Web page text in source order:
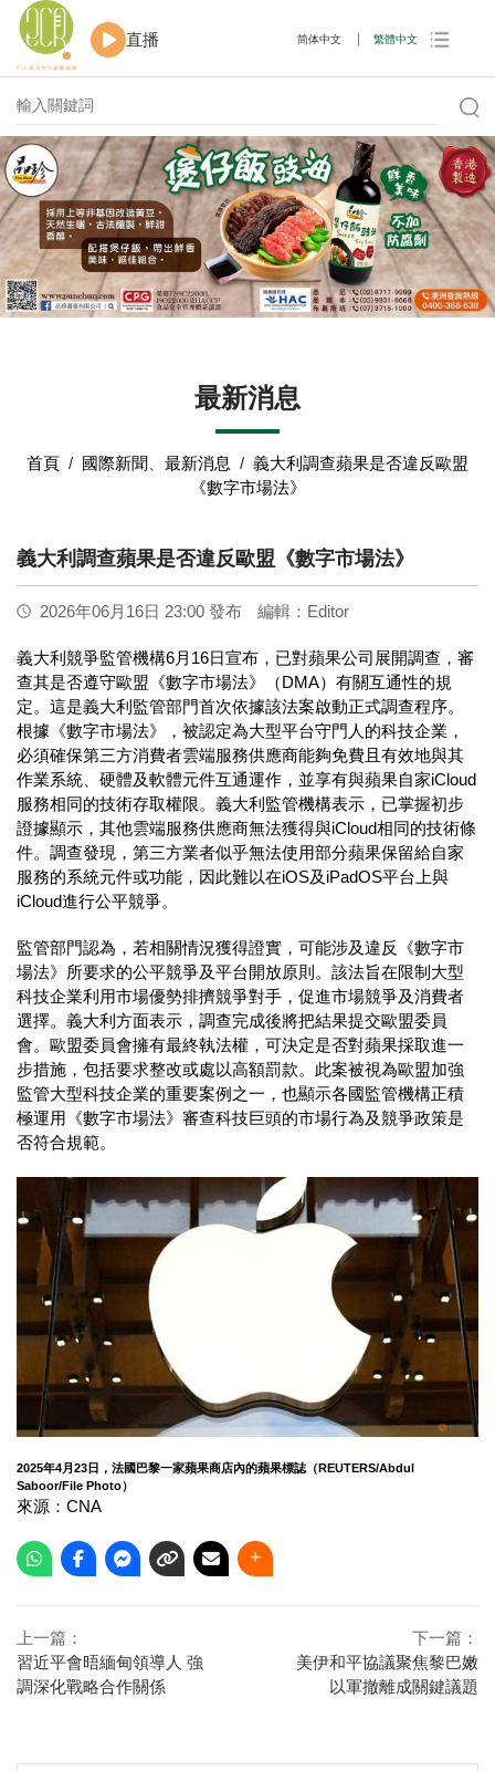
直播 简体中文 繁體中文
最新消息
首頁 / 國際新聞 最新消息 / 義大利調查蘋果是否違反歐盟
《數字市場法》
義大利調查蘋果是否違反歐盟《數字市場法》
2026年06月16日 23:00 發布 編輯：Editor
義大利競爭監管機構6月16日宣布，已對蘋果公司展開調查，審
查其是否遵守歐盟《數字市場法》（DMA）有關互通性的規
定。這是義大利監管部門首次依據該法案啟動正式調查程序。
根據《數字市場法》，被認定為大型平台守門人的科技企業，
必須確保第三方消費者雲端服務供應商能夠免費且有效地與其
作業系統、硬體及軟體元件互通運作，並享有與蘋果自家iCloud
服務相同的技術存取權限。義大利監管機構表示，已掌握初步
證據顯示，其他雲端服務供應商無法獲得與iCloud相同的技術條
件。調查發現，第三方業者似乎無法使用部分蘋果保留給自家
服務的系統元件或功能，因此難以在iOS及iPadOS平台上與
iCloud進行公平競爭。
監管部門認為，若相關情況獲得證實，可能涉及違反《數字市
場法》所要求的公平競爭及平台開放原則。該法旨在限制大型
科技企業利用市場優勢排擠競爭對手，促進市場競爭及消費者
選擇。義大利方面表示，調查完成後將把結果提交歐盟委員
會。歐盟委員會擁有最終執法權，可決定是否對蘋果採取進一
步措施，包括要求整改或處以高額罰款。此案被視為歐盟加強
監管大型科技企業的重要案例之一，也顯示各國監管機構正積
極運用《數字市場法》審查科技巨頭的市場行為及競爭政策是
否符合規範。
2025年4月23日，法國巴黎一家蘋果商店內的蘋果標誌（REUTERS/Abdul
Saboor/File Photo）
來源：CNA
上一篇：
習近平會晤緬甸領導人 強
調深化戰略合作關係
下一篇：
美伊和平協議聚焦黎巴嫩
以軍撤離成關鍵議題